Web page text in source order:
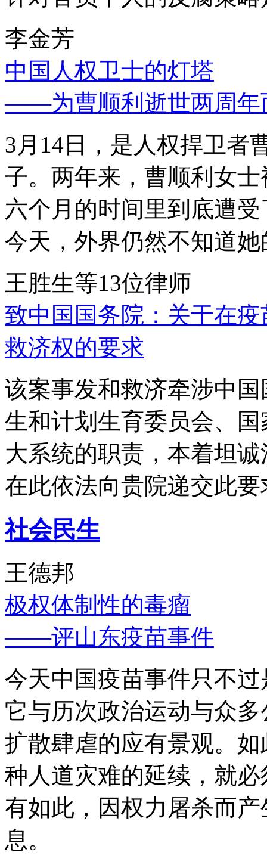
李金芳
中国人权卫士的灯塔
——为曹顺利逝世两周年
3月14日，是人权捍卫者
子。两年来，曹顺利女
六个月的时间里到底遭
今天，外界仍然不知道
王胜生等13位律师
致中国国务院：关于在
救济权的要求
该案事发和救济牵涉中
生和计划生育委员会、
大系统的职责，本着坦
在此依法向贵院递交此要
社会民生
王德邦
极权体制性的毒瘤
——评山东疫苗事件
今天中国疫苗事件只不
它与历次政治运动与众
扩散肆虐的应有景观。
种人道灾难的延续，就
有如此，因权力屠杀而
息。